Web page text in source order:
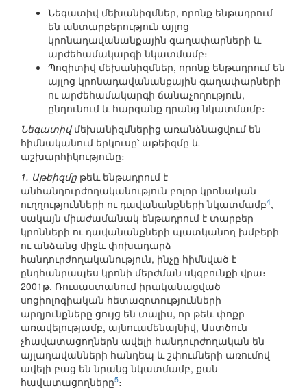
Նեգատիվ մեխանիզմներ, որոնք ենթադրում
են անտարբերություն այլոց
կրոնադավանանքային գաղափարների և
արժեհամակարգի նկատմամբ։
Պոզիտիվ մեխանիզմներ, որոնք ենթադրում են
այլոց կրոնադավանանքային գաղափարների
ու արժեհամակարգի ճանաչողություն,
ընդունում և հարգանք դրանց նկատմամբ։
Նեգատիվմեխանիզմներից առանձնացվում են
հիմնականում երկուսը՝ աթեիզմը և
աշխարհիկությունը։
1. Աթեիզմը թեև ենթադրում է
անհանդուրժողականություն բոլոր կրոնական
ուղղությունների ու դավանանքների նկատմամբ4,
սակայն միաժամանակ ենթադրում է տարբեր
կրոնների ու դավանանքների պատկանող խմբերի
ու անձանց միջև փոխադարձ
հանդուրժողականություն, ինչը հիմնված է
ընդհանրապես կրոնի մերժման սկզբունքի վրա։
2001թ. Ռուսաստանում իրականացված
սոցիոլոգիական հետազոտությունների
արդյունքները ցույց են տալիս, որ թեև փոքր
առավելությամբ, այնուամենայնիվ, Աստծուն
չհավատացողներն ավելի հանդուրժողական են
այլադավանների հանդեպ և շփումների առումով
ավելի բաց են նրանց նկատմամբ, քան
հավատացողները5։